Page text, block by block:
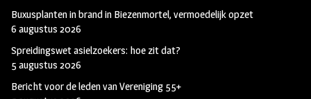
Buxusplanten in brand in Biezenmortel, vermoedelijk opzet
6 augustus 2026
Spreidingswet asielzoekers: hoe zit dat?
5 augustus 2026
Bericht voor de leden van Vereniging 55+